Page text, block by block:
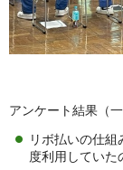
アンケート結果（一
リボ払いの仕
度利用していた